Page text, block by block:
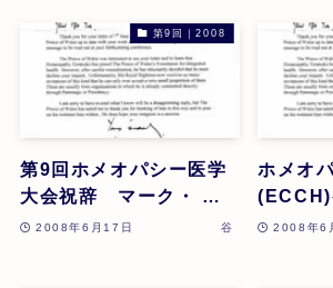
第9回｜2008
第9回ホメオパシー医学
大会祝辞 マーク・ ラ
イシュマン(プリンス・
2008年6月17日 谷
ホメオ
(ECCH)
スヴィ
2008年6